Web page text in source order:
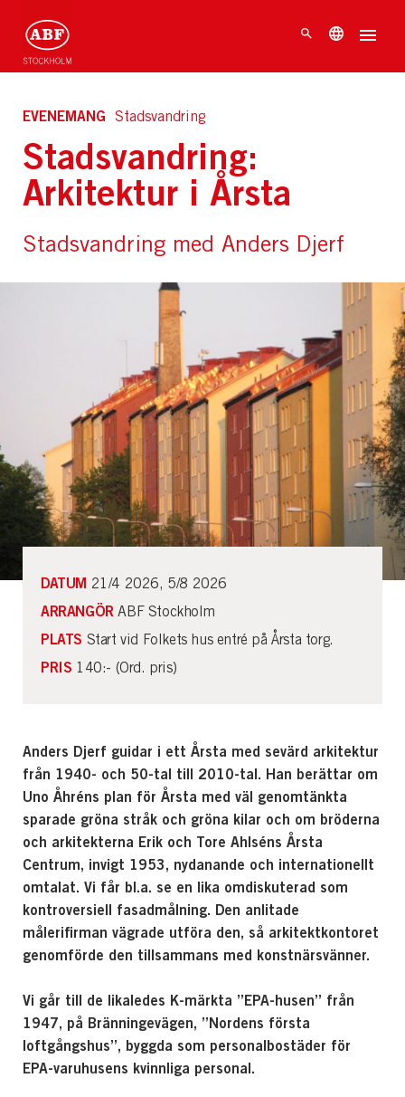
EVENEMANG Stadsvandring
Stadsvandring:
Arkitektur i Årsta
Stadsvandring med Anders Djerf
Anders Djerf guidar i ett Årsta med sevärd arkitektur
från 1940- och 50-tal till 2010-tal. Han berättar om
Uno Åhréns plan för Årsta med väl genomtänkta
sparade gröna stråk och gröna kilar och om bröderna
och arkitekterna Erik och Tore Ahlséns Årsta
Centrum, invigt 1953, nydanande och internationellt
omtalat. Vi får bl.a. se en lika omdiskuterad som
kontroversiell fasadmålning. Den anlitade
målerifirman vägrade utföra den, så arkitektkontoret
genomförde den tillsammans med konstnärsvänner.
Vi går till de likaledes K-märkta ”EPA-husen” från
1947, på Bränningevägen, ”Nordens första
loftgångshus”, byggda som personalbostäder för
EPA-varuhusens kvinnliga personal.
DATUM 21/4 2026, 5/8 2026
ARRANGÖR ABF Stockholm
PLATS Start vid Folkets hus entré på Årsta torg.
PRIS 140:- (Ord. pris)